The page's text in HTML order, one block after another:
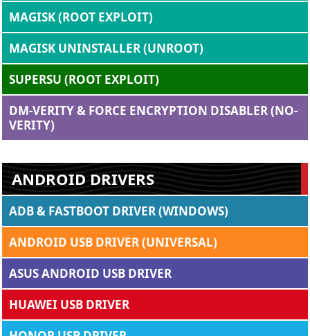
MAGISK (ROOT EXPLOIT)
MAGISK UNINSTALLER (UNROOT)
SUPERSU (ROOT EXPLOIT)
DM-VERITY & FORCE ENCRYPTION DISABLER (NO-
VERITY)
ANDROID DRIVERS
ADB & FASTBOOT DRIVER (WINDOWS)
ANDROID USB DRIVER (UNIVERSAL)
ASUS ANDROID USB DRIVER
HUAWEI USB DRIVER